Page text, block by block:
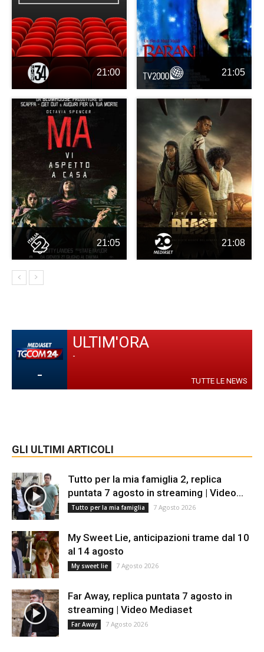
21:00 21:05
21:05 21:08
-
ULTIM'ORA
-
TUTTE LE NEWS
GLI ULTIMI ARTICOLI
Tutto per la mia famiglia 2, replica
puntata 7 agosto in streaming | Video...
Tutto per la mia famiglia 7 Agosto 2026
My Sweet Lie, anticipazioni trame dal 10
al 14 agosto
My sweet lie 7 Agosto 2026
Far Away, replica puntata 7 agosto in
streaming | Video Mediaset
Far Away 7 Agosto 2026